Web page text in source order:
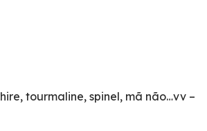
tourmaline, spinel, mã não…vv –